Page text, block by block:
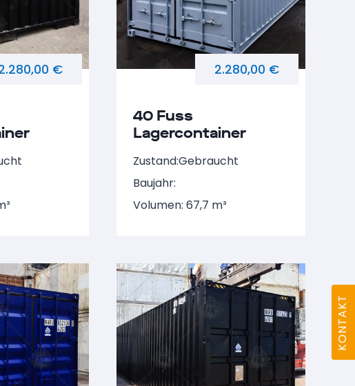
€
40 Fuss
Lagercontainer
2.280,00 €
Zustand:Gebraucht
Baujahr:
Volumen: 67,7 m³
KONTAKT